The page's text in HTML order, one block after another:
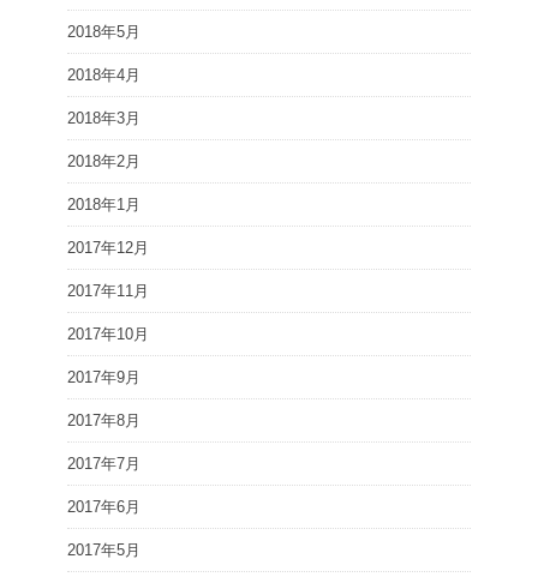
2018年5月
2018年4月
2018年3月
2018年2月
2018年1月
2017年12月
2017年11月
2017年10月
2017年9月
2017年8月
2017年7月
2017年6月
2017年5月